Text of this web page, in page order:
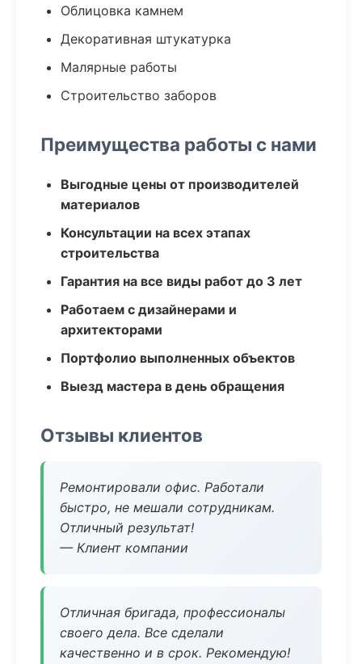
Облицовка камнем
Декоративная штукатурка
Малярные работы
Строительство заборов
Преимущества работы с нами
Выгодные цены от производителей
материалов
Консультации на всех этапах
строительства
Гарантия на все виды работ до 3 лет
Работаем с дизайнерами и
архитекторами
Портфолио выполненных объектов
Выезд мастера в день обращения
Отзывы клиентов
Ремонтировали офис. Работали
быстро, не мешали сотрудникам.
Отличный результат!
— Клиент компании
Отличная бригада, профессионалы
своего дела. Все сделали
качественно и в срок. Рекомендую!